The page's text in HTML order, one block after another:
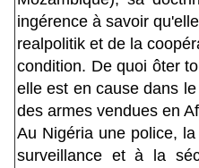
ingérence à savoir
realpolitik et de la
condition. De quoi ôter
elle est en cause dans
des armes vendues en
Au Nigéria une police,
surveillance et à la